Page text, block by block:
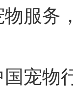
服务
物